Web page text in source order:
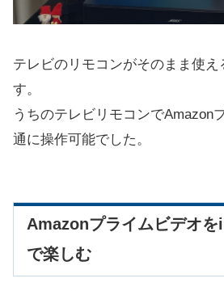
テレビのリモコンがそのまま使
す。
うちのテレビリモコンでAmazon
通に操作可能でした。
Amazonプライムビデオ
で楽しむ